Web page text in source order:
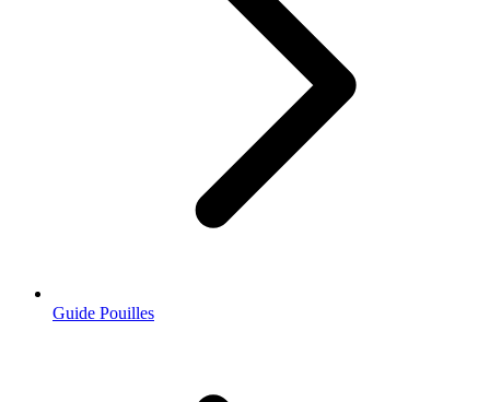
Guide Pouilles